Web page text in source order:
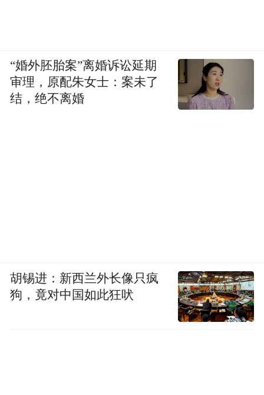
“婚外胚胎案”离婚诉讼延期
审理，原配朱女士：案未了
结，绝不离婚
胡锡进：新西兰外长像只疯
狗，竟对中国如此狂吠